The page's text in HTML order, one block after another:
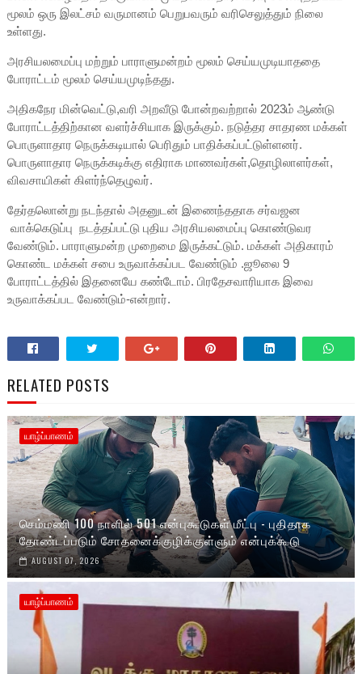
மூலம் ஒரு இலட்சம் வருமானம் பெறுபவரும் வரிசெலுத்தும் நிலை
உள்ளது.
அரசியலமைப்பு மற்றும் பாராளுமன்றம் மூலம் செய்யமுடியாததை
போராட்டம் மூலம் செய்யமுடிந்தது.
அதிகநேர மின்வெட்டு,வரி அறவீடு போன்றவற்றால் 2023ம் ஆண்டு
போராட்டத்திற்கான வளர்ச்சியாக இருக்கும். நடுத்தர சாதரண மக்கள்
பொருளாதார நெருக்கடியால் பெரிதும் பாதிக்கப்பட்டுள்ளனர்.
பொருளாதார நெருக்கடிக்கு எதிராக மாணவர்கள்,தொழிலாளர்கள்,
விவசாயிகள் கிளர்ந்தெழுவர்.
தேர்தலொன்று நடந்தால் அதனுடன் இணைந்ததாக சர்வஜன
வாக்கெடுப்பு நடத்தப்பட்டு புதிய அரசியலமைப்பு கொண்டுவர
வேண்டும். பாராளுமன்ற முறைமை இருக்கட்டும். மக்கள் அதிகாரம்
கொண்ட மக்கள் சபை உருவாக்கப்பட வேண்டும் .ஜூலை 9
போராட்டத்தில் இதனையே கண்டோம். பிரதேசவாரியாக இவை
உருவாக்கப்பட வேண்டும்-என்றார்.
RELATED POSTS
யாழ்ப்பாணம்
செம்மணி 100 நாளில் 501 என்புகூடுகள் மீட்பு - புதிதாக
தோண்டப்படும் சோதனைக்குழிக்குள்ளும் என்புக்கூடு
AUGUST 07, 2026
யாழ்ப்பாணம்